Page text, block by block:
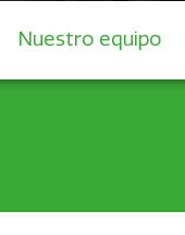
Nuestro equipo